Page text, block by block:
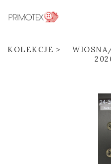
KOLEKCJE